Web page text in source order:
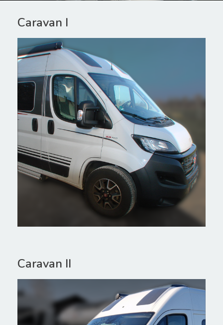
Caravan I
Caravan II